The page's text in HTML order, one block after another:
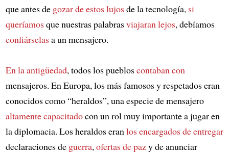
que antes de gozar de estos lujosde la tecnología, si
queríamosque nuestras palabrasviajaran lejos, debíamos
confiárselasa un mensajero.
En la antigüedad, todos los puebloscontaban con
mensajeros. En Europa, los más famosos y respetados eran
conocidos como “heraldos”, una especie de mensajero
altamente capacitadocon un rol muy importante a jugar en
la diplomacia. Los heraldos eran los encargados de entregar
declaraciones de guerra, ofertas de pazy de anunciar